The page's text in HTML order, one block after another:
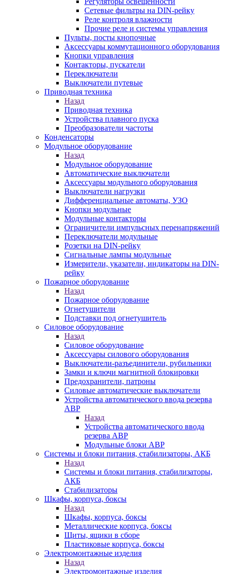
Сетевые фильтры на DIN-рейку
Реле контроля влажности
Прочие реле и системы управления
Пульты, посты кнопочные
Аксессуары коммутационного оборудования
Кнопки управления
Контакторы, пускатели
Переключатели
Выключатели путевые
Приводная техника
Назад
Приводная техника
Устройства плавного пуска
Преобразователи частоты
Конденсаторы
Модульное оборудование
Назад
Модульное оборудование
Автоматические выключатели
Аксессуары модульного оборудования
Выключатели нагрузки
Дифференциальные автоматы, УЗО
Кнопки модульные
Модульные контакторы
Ограничители импульсных перенапряжений
Переключатели модульные
Розетки на DIN-рейку
Сигнальные лампы модульные
Измерители, указатели, индикаторы на DIN-
рейку
Пожарное оборудование
Назад
Пожарное оборудование
Огнетушители
Подставки под огнетушитель
Силовое оборудование
Назад
Силовое оборудование
Аксессуары силового оборудования
Выключатели-разъединители, рубильники
Замки и ключи магнитной блокировки
Предохранители, патроны
Силовые автоматические выключатели
Устройства автоматического ввода резерва
АВР
Назад
Устройства автоматического ввода
резерва АВР
Модульные блоки АВР
Системы и блоки питания, стабилизаторы, АКБ
Назад
Системы и блоки питания, стабилизаторы,
АКБ
Стабилизаторы
Шкафы, корпуса, боксы
Назад
Шкафы, корпуса, боксы
Металлические корпуса, боксы
Щиты, ящики в сборе
Пластиковые корпуса, боксы
Электромонтажные изделия
Назад
Электромонтажные изделия